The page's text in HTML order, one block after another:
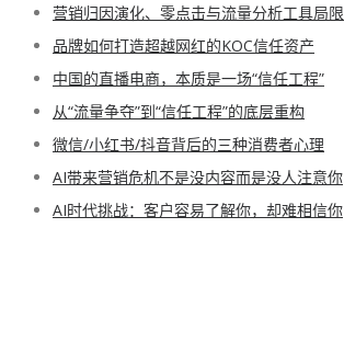
营销归因演化、零点击与流量分析工具局限
品牌如何打造超越网红的KOC信任资产
中国的直播电商，本质是一场“信任工程”
从“流量争夺”到“信任工程”的底层重构
微信/小红书/抖音背后的三种消费者心理
AI带来营销危机不是没内容而是没人注意你
AI时代挑战：客户容易了解你，却难相信你